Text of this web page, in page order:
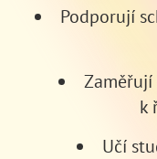
Podporují
k
Učí